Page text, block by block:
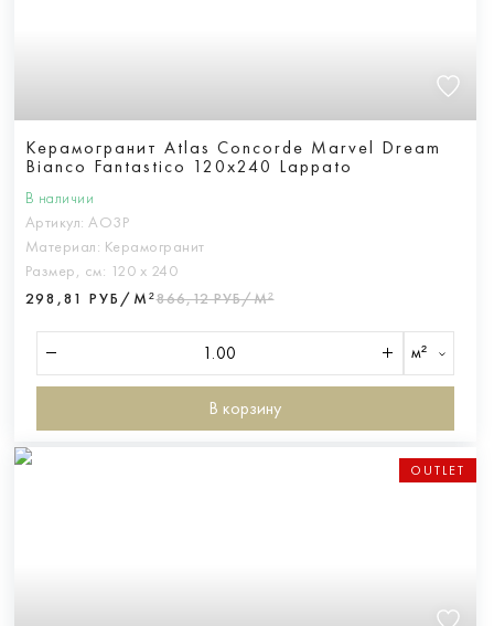
Керамогранит Atlas Concorde Marvel Dream
Bianco Fantastico 120x240 Lappato
В наличии
Артикул: AO3P
Материал: Керамогранит
Размер, см: 120 х 240
298,81 РУБ/М²866,12 РУБ/М²
м²
В корзину
OUTLET